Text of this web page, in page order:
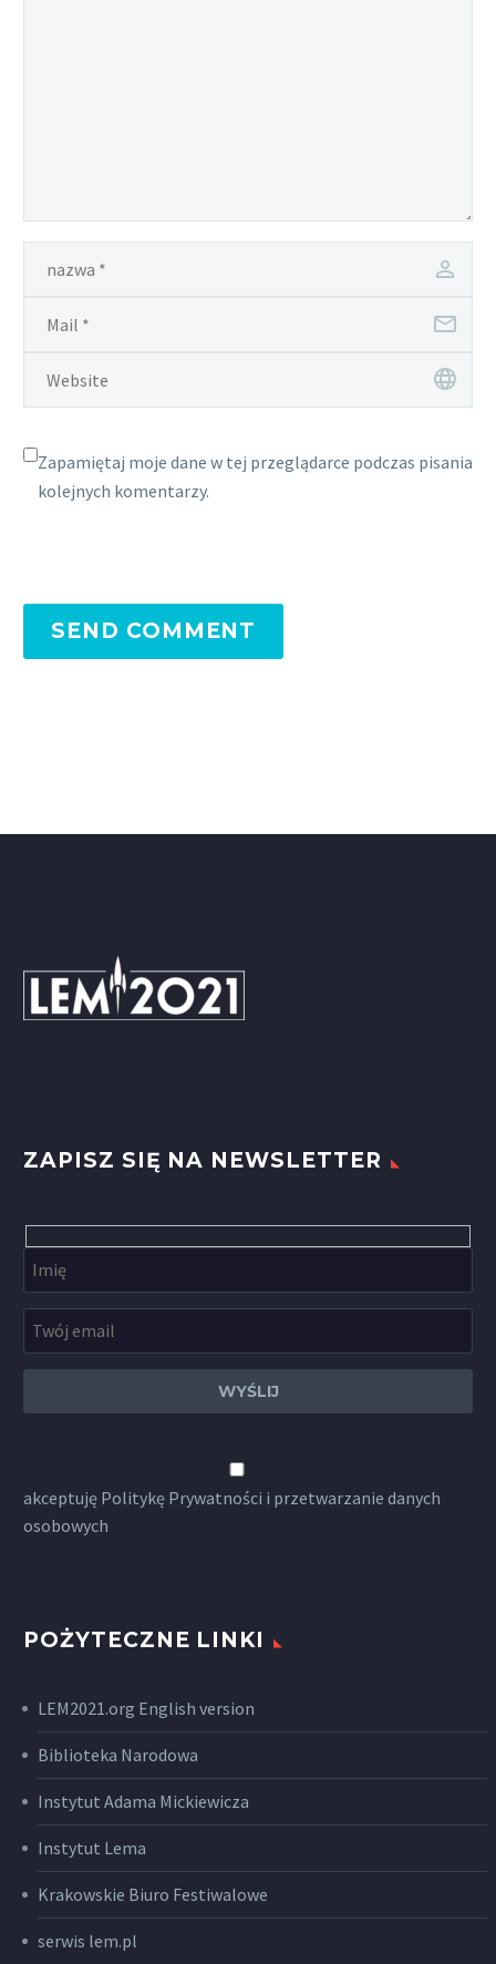
Zapamiętaj moje dane w tej przeglądarce podczas pisania
kolejnych komentarzy.
SEND COMMENT
ZAPISZ SIĘ NA NEWSLETTER
akceptuję Politykę Prywatności i przetwarzanie danych
osobowych
POŻYTECZNE LINKI
LEM2021.org English version
Biblioteka Narodowa
Instytut Adama Mickiewicza
Instytut Lema
Krakowskie Biuro Festiwalowe
serwis lem.pl